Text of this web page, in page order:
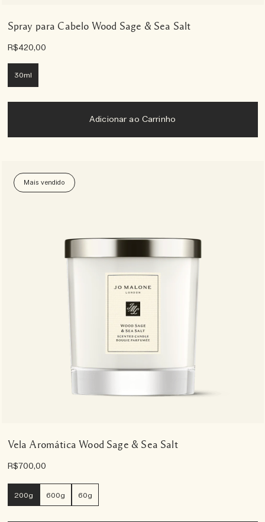
Spray para Cabelo Wood Sage & Sea Salt
R$420,00
30ml
Adicionar ao Carrinho
Mais vendido
Vela Aromática Wood Sage & Sea Salt
R$700,00
200g 600g 60g